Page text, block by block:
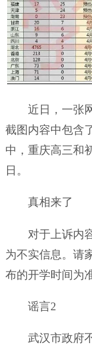
近日，一张
截图内容中包含
中，重庆高三和
日。
真相来了
对于上诉内
为不实信息。请
布的开学时间为
谣言2
武汉市政府